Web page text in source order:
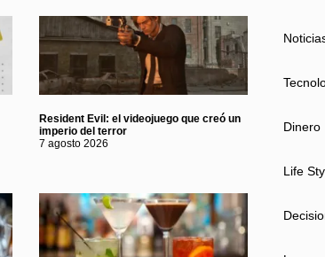
Resident Evil: el videojuego que creó un
imperio del terror
7 agosto 2026
Dinero
Life